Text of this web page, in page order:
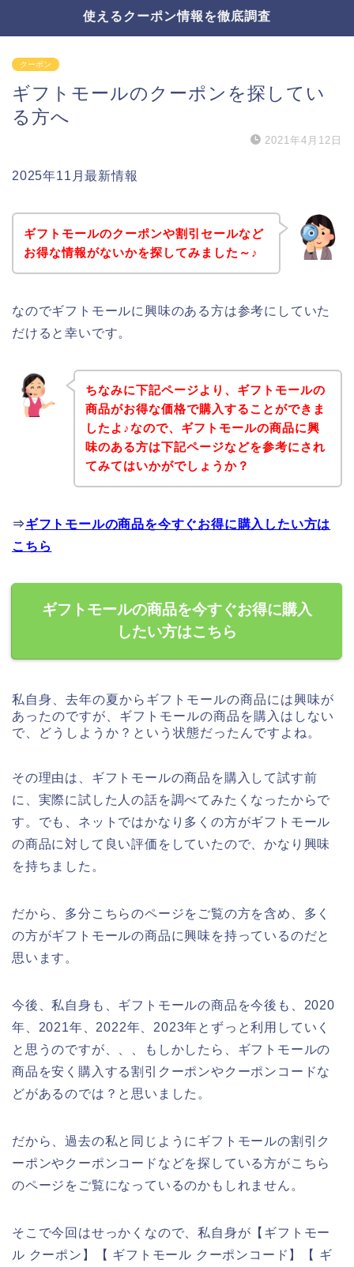
使えるクーポン情報を徹底調査
クーポン
ギフトモールのクーポンを探してい
る方へ
2021年4月12日
2025年11月最新情報
ギフトモールのクーポンや割引セールなど
お得な情報がないかを探してみました～♪
なのでギフトモールに興味のある方は参考にしていた
だけると幸いです。
ちなみに下記ページより、ギフトモールの
商品がお得な価格で購入することができま
したよ♪なので、ギフトモールの商品に興
味のある方は下記ページなどを参考にされ
てみてはいかがでしょうか？
⇒ギフトモールの商品を今すぐお得に購入したい方は
こちら
ギフトモールの商品を今すぐお得に購入
したい方はこちら
私自身、去年の夏からギフトモールの商品には興味が
あったのですが、ギフトモールの商品を購入はしない
で、どうしようか？という状態だったんですよね。
その理由は、ギフトモールの商品を購入して試す前
に、実際に試した人の話を調べてみたくなったからで
す。でも、ネットではかなり多くの方がギフトモール
の商品に対して良い評価をしていたので、かなり興味
を持ちました。
だから、多分こちらのページをご覧の方を含め、多く
の方がギフトモールの商品に興味を持っているのだと
思います。
今後、私自身も、ギフトモールの商品を今後も、2020
年、2021年、2022年、2023年とずっと利用していく
と思うのですが、、、もしかしたら、ギフトモールの
商品を安く購入する割引クーポンやクーポンコードな
どがあるのでは？と思いました。
だから、過去の私と同じようにギフトモールの割引ク
ーポンやクーポンコードなどを探している方がこちら
のページをご覧になっているのかもしれません。
そこで今回はせっかくなので、私自身が【ギフトモー
ル クーポン】【 ギフトモール クーポンコード】【 ギ